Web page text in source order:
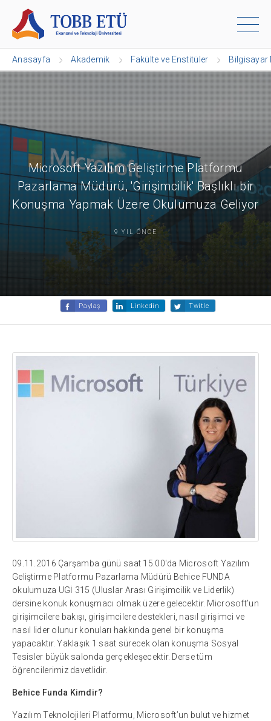
Anasayfa Akademik Fakülte ve Enstitüler Bilgisayar
Microsoft Yazılım Geliştirme Platformu
Pazarlama Müdürü, 'Girişimcilik' Başlıklı bir
Konuşma Yapmak Üzere Okulumuza Geliyor
9 YIL ÖNCE
Paylaş Linkedin Twitle
09.11.2016 Çarşamba günü saat 15.00'da Microsoft Yazılım
Geliştirme Platformu Pazarlama Müdürü Behice FUNDA
okulumuza UGİ 315 (Uluslar Arası Girişimcilik ve Liderlik)
dersine konuk konuşmacı olmak üzere gelecektir. Microsoft’un
girişimcilere bakışı, girişimcilere destekleri, nasıl girişimci ve
nasıl lider olunur konuları hakkında genel bir konuşma
yapacaktır. Yaklaşık 1 saat sürecek olan konuşma Sosyal
Tesisler büyük salonda gerçekleşecektir. Derse tüm
öğrencilerimiz davetlidir.
Behice Funda Kimdir?
Yazılım Teknolojileri Platformu, Microsoft’un bulut ve hizmet